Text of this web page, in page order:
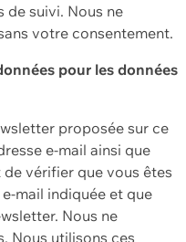
de suivi. Nous ne
votre consentement.
pour les données
proposée sur ce
e-mail ainsi que
vérifier que vous êtes
mail indiquée et que
Nous ne
Nous utilisons ces